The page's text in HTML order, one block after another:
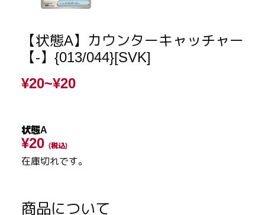
【状態A】カウンターキャッチャー
【-】{013/044}[SVK]
¥20~¥20
状態A
¥20 (税込)
在庫切れです。
商品について